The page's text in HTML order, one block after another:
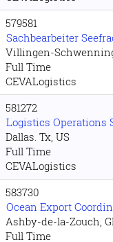
579581
Sachbearbeiter
Villingen-
Full Time
CEVALogistics
581272
Logistics Operations
Dallas. Tx, US
Full Time
CEVALogistics
583730
Ocean Export
Ashby-de-la-Zouch,
Full Time